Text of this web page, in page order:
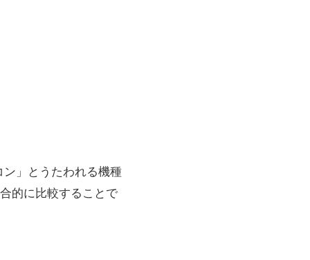
」とうたわれる機種
的に比較することで